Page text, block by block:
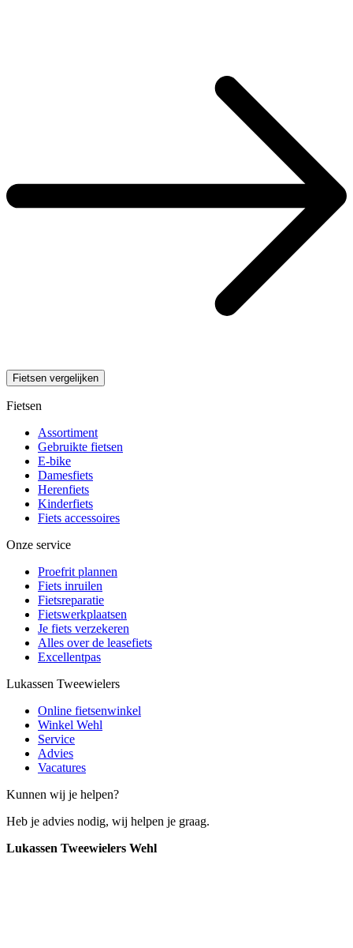
Fietsen vergelijken
Fietsen
Assortiment
Gebruikte fietsen
E-bike
Damesfiets
Herenfiets
Kinderfiets
Fiets accessoires
Onze service
Proefrit plannen
Fiets inruilen
Fietsreparatie
Fietswerkplaatsen
Je fiets verzekeren
Alles over de leasefiets
Excellentpas
Lukassen Tweewielers
Online fietsenwinkel
Winkel Wehl
Service
Advies
Vacatures
Kunnen wij je helpen?
Heb je advies nodig, wij helpen je graag.
Lukassen Tweewielers Wehl